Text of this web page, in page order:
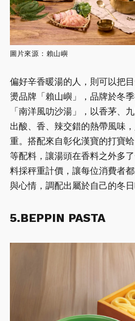
圖片來源：賴山嶼
偏好辛香暖湯的人，則可以把
燙品牌「賴山嶼」，品牌於冬
「南洋風叻沙湯」，以香茅、
出酸、香、辣交錯的熱帶風味
重。搭配來自彰化漢寶的打寶
等配料，讓湯頭在香料之外多
料採秤重計價，讓每位消費者
與心情，調配出屬於自己的冬日
5.BEPPIN PASTA